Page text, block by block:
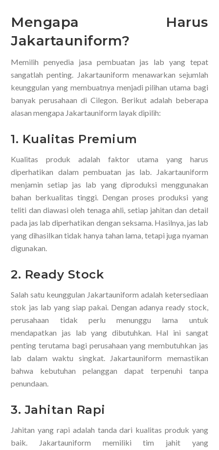
Mengapa Harus
Jakartauniform?
Memilih penyedia jasa pembuatan jas lab yang tepat
sangatlah penting. Jakartauniform menawarkan sejumlah
keunggulan yang membuatnya menjadi pilihan utama bagi
banyak perusahaan di Cilegon. Berikut adalah beberapa
alasan mengapa Jakartauniform layak dipilih:
1. Kualitas Premium
Kualitas produk adalah faktor utama yang harus
diperhatikan dalam pembuatan jas lab. Jakartauniform
menjamin setiap jas lab yang diproduksi menggunakan
bahan berkualitas tinggi. Dengan proses produksi yang
teliti dan diawasi oleh tenaga ahli, setiap jahitan dan detail
pada jas lab diperhatikan dengan seksama. Hasilnya, jas lab
yang dihasilkan tidak hanya tahan lama, tetapi juga nyaman
digunakan.
2. Ready Stock
Salah satu keunggulan Jakartauniform adalah ketersediaan
stok jas lab yang siap pakai. Dengan adanya ready stock,
perusahaan tidak perlu menunggu lama untuk
mendapatkan jas lab yang dibutuhkan. Hal ini sangat
penting terutama bagi perusahaan yang membutuhkan jas
lab dalam waktu singkat. Jakartauniform memastikan
bahwa kebutuhan pelanggan dapat terpenuhi tanpa
penundaan.
3. Jahitan Rapi
Jahitan yang rapi adalah tanda dari kualitas produk yang
baik. Jakartauniform memiliki tim jahit yang